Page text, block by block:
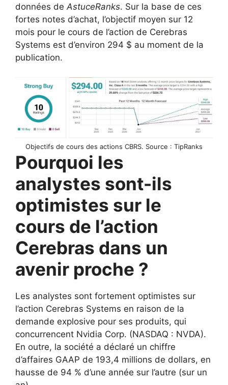
données deAstuceRanks. Sur la base de ces
fortes notes d’achat, l’objectif moyen sur 12
mois pour le cours de l’action de Cerebras
Systems est d’environ 294 $ au moment de la
publication.
Objectifs de cours des actions CBRS. Source : TipRanks
Pourquoi les
analystes sont-ils
optimistes sur le
cours de l’action
Cerebras dans un
avenir proche ?
Les analystes sont fortement optimistes sur
l’action Cerebras Systems en raison de la
demande explosive pour ses produits, qui
concurrencent Nvidia Corp. (NASDAQ : NVDA).
En outre, la société a déclaré un chiffre
d’affaires GAAP de 193,4 millions de dollars, en
hausse de 94 % d’une année sur l’autre (sur un